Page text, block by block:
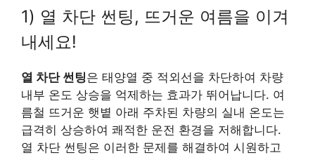
1) 열 차단 썬팅, 뜨거운 여름을 이겨
내세요!
열 차단 썬팅은 태양열 중 적외선을 차단하여 차량
내부 온도 상승을 억제하는 효과가 뛰어납니다. 여
름철 뜨거운 햇볕 아래 주차된 차량의 실내 온도는
급격히 상승하여 쾌적한 운전 환경을 저해합니다.
열 차단 썬팅은 이러한 문제를 해결하여 시원하고